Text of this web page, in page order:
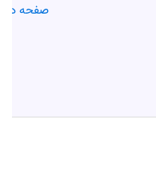
صفحه